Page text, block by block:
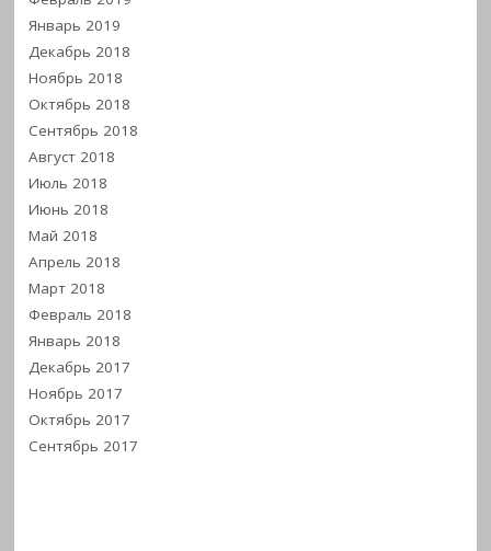
Январь 2019
Декабрь 2018
Ноябрь 2018
Октябрь 2018
Сентябрь 2018
Август 2018
Июль 2018
Июнь 2018
Май 2018
Апрель 2018
Март 2018
Февраль 2018
Январь 2018
Декабрь 2017
Ноябрь 2017
Октябрь 2017
Сентябрь 2017